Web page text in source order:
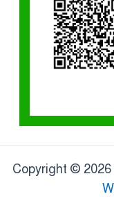
Copyright © 2026